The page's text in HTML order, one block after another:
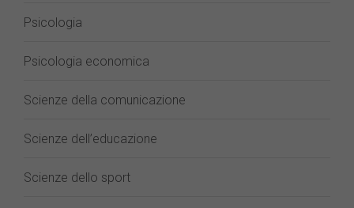
Psicologia
Psicologia economica
Scienze della comunicazione
Scienze dell’educazione
Scienze dello sport